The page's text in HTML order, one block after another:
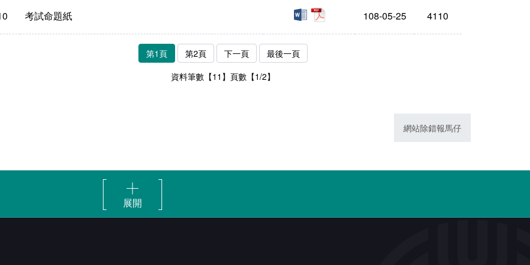
考試命題紙 doc 108-05-25 4110
第1頁 第2頁 下一頁
最後一頁
資料筆數【11】頁數【1/2】
網站除錯報馬仔
展開